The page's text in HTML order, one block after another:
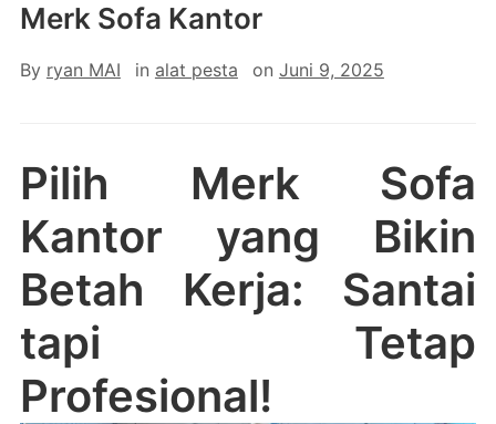
Merk Sofa Kantor
By ryan MAI in alat pesta on Juni 9, 2025
Pilih Merk Sofa
Kantor yang Bikin
Betah Kerja: Santai
tapi Tetap
Profesional!